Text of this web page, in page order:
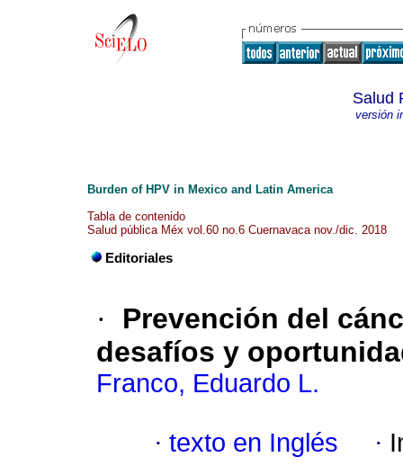
Salud
versión
Burden of HPV in Mexico and Latin America
Tabla de contenido
Salud pública Méx vol.60 no.6 Cuernavaca nov./dic. 2018
Editoriales
·
Prevención del
desafíos y
Franco, Eduardo L.
· texto en Inglés ·